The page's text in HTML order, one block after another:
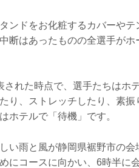
ンドをお化粧するカバーや
断はあったものの全選手が
された時点で、選手たちはホ
り、ストレッチしたり、素振
ホテルで「待機」です。
い雨と風が静岡県裾野市の
にコースに向かい、6時半に